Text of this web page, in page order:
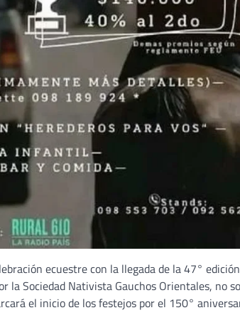
ecuestre con la llegada de la 47°
la Sociedad Nativista Gauchos Orientales, no
el inicio de los festejos por el 150°